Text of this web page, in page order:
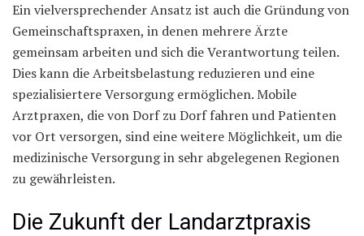
Ein vielversprechender Ansatz ist auch die Gründung von
Gemeinschaftspraxen, in denen mehrere Ärzte
gemeinsam arbeiten und sich die Verantwortung teilen.
Dies kann die Arbeitsbelastung reduzieren und eine
spezialisiertere Versorgung ermöglichen. Mobile
Arztpraxen, die von Dorf zu Dorf fahren und Patienten
vor Ort versorgen, sind eine weitere Möglichkeit, um die
medizinische Versorgung in sehr abgelegenen Regionen
zu gewährleisten.
Die Zukunft der Landarztpraxis